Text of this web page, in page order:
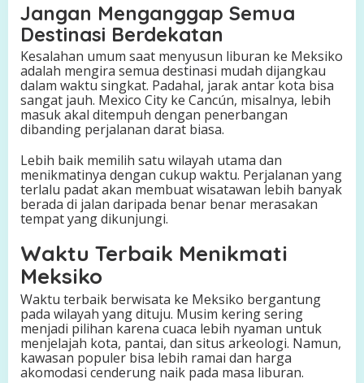
Jangan Menganggap Semua
Destinasi Berdekatan
Kesalahan umum saat menyusun liburan ke Meksiko
adalah mengira semua destinasi mudah dijangkau
dalam waktu singkat. Padahal, jarak antar kota bisa
sangat jauh. Mexico City ke Cancún, misalnya, lebih
masuk akal ditempuh dengan penerbangan
dibanding perjalanan darat biasa.
Lebih baik memilih satu wilayah utama dan
menikmatinya dengan cukup waktu. Perjalanan yang
terlalu padat akan membuat wisatawan lebih banyak
berada di jalan daripada benar benar merasakan
tempat yang dikunjungi.
Waktu Terbaik Menikmati
Meksiko
Waktu terbaik berwisata ke Meksiko bergantung
pada wilayah yang dituju. Musim kering sering
menjadi pilihan karena cuaca lebih nyaman untuk
menjelajah kota, pantai, dan situs arkeologi. Namun,
kawasan populer bisa lebih ramai dan harga
akomodasi cenderung naik pada masa liburan.